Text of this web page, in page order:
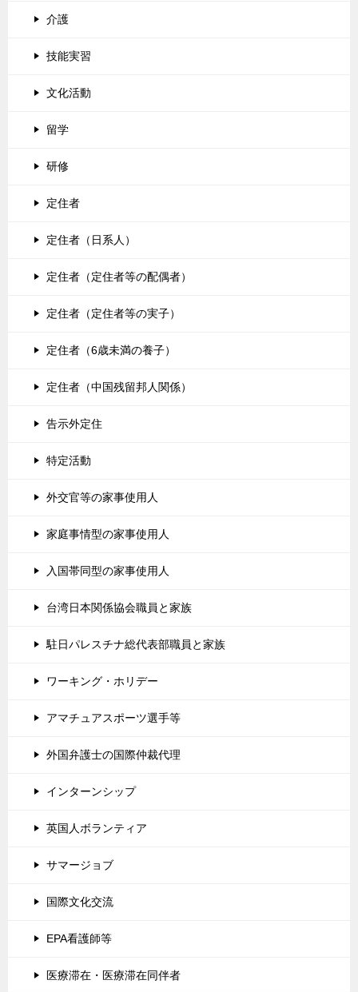
介護
技能実習
文化活動
留学
研修
定住者
定住者（日系人）
定住者（定住者等の配偶者）
定住者（定住者等の実子）
定住者（6歳未満の養子）
定住者（中国残留邦人関係）
告示外定住
特定活動
外交官等の家事使用人
家庭事情型の家事使用人
入国帯同型の家事使用人
台湾日本関係協会職員と家族
駐日パレスチナ総代表部職員と家族
ワーキング・ホリデー
アマチュアスポーツ選手等
外国弁護士の国際仲裁代理
インターンシップ
英国人ボランティア
サマージョブ
国際文化交流
EPA看護師等
医療滞在・医療滞在同伴者